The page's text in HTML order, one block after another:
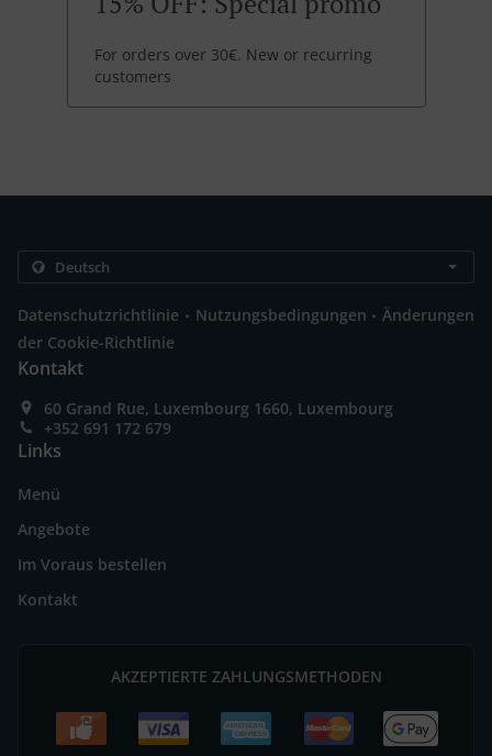
For orders over 30€. New or recurring
customers
Datenschutzrichtlinie . Nutzungsbedingungen . Änderungen
der Cookie-Richtlinie
Kontakt
60 Grand Rue, Luxembourg 1660, Luxembourg
+352 691 172 679
Links
Menü
Angebote
Im Voraus bestellen
Kontakt
AKZEPTIERTE ZAHLUNGSMETHODEN